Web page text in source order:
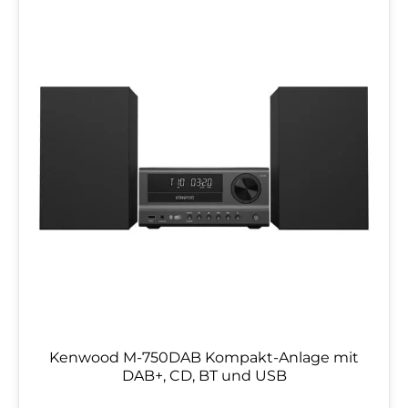
Kenwood M-750DAB Kompakt-Anlage mit
DAB+, CD, BT und USB